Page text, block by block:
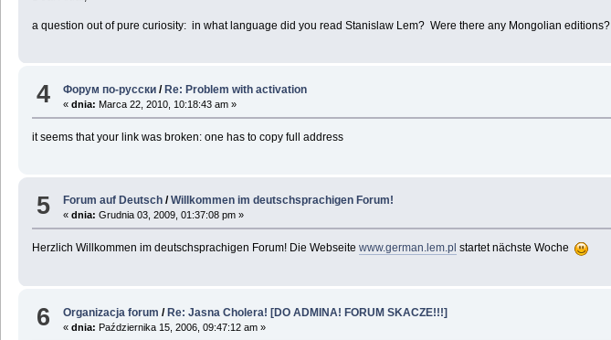
a question out of pure curiosity: in what language did you read Stanislaw Lem? Were there any Mongolian editions?
4 Форум по-русски /Re: Problem with activation
«dnia: Marca 22, 2010, 10:18:43 am »
it seems that your link was broken: one has to copy full address
5 Forum auf Deutsch /Willkommen im deutschsprachigen Forum!
«dnia: Grudnia 03, 2009, 01:37:08 pm »
Herzlich Willkommen im deutschsprachigen Forum! Die Webseite www.german.lem.pl startet nächste Woche
6 Organizacja forum /Re: Jasna Cholera! [DO ADMINA! FORUM SKACZE!!!]
«dnia: Października 15, 2006, 09:47:12 am »